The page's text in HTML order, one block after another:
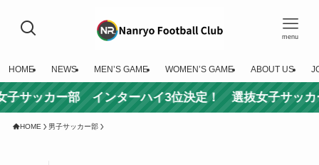
menu
HOME NEWS MEN’S GAME WOMEN’S GAME ABOUT US
部 インターハイ3位決定！ 選抜女子サッカー大会
HOME 男子サッカー部